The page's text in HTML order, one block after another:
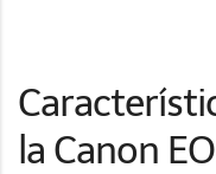
la Canon